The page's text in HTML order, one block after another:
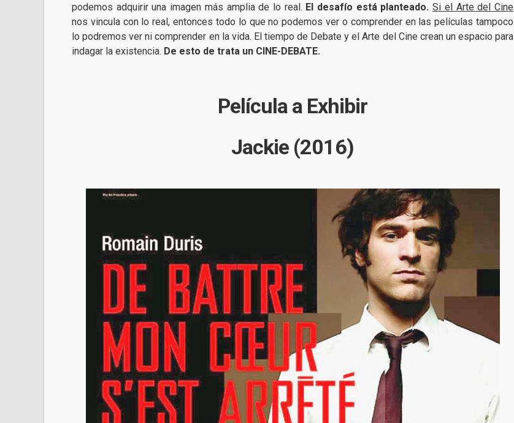
podemos adquirir una imagen más amplia de lo real. El desafío está planteado.Si el Arte del Cine
nos vincula con lo real, entonces todo lo que no podemos ver o comprender en las películas tampoco
lo podremos ver ni comprender en la vida. El tiempo de Debate y el Arte del Cine crean un espacio para
indagar la existencia. De esto de trata un CINE-DEBATE.
Película a Exhibir
Jackie (2016)